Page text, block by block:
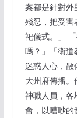
案都是針對外
殘忍，把受害
祀儀式。」
嗎？」「衛道
迷惑人心，散
大州府傳播
神職人員，各
會，以嘈吵的